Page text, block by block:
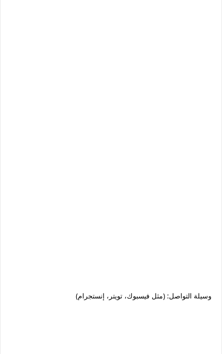
وسيلة التواصل: (مثل فيسبوك، تويتر، إنستجرام)